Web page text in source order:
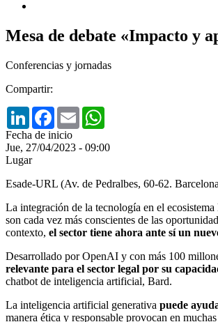
Mesa de debate «Impacto y
Conferencias y jornadas
Compartir:
LinkedInFacebook
Email
Fecha de inicio
Jue, 27/04/2023 - 09:00
Lugar
Esade-URL (Av. de Pedralbes, 60-62.
La integración de la tecnología en el
son cada vez más conscientes de las
contexto, el sector tiene ahora ante sí un
Desarrollado por OpenAI y con más 100
relevante para el sector legal por su
chatbot de inteligencia artificial, Bard.
La inteligencia artificial generativa puede
manera ética y responsable provocan en